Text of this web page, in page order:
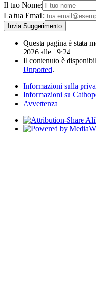
Il tuo Nome:
La tua Email:
Questa pagina è stata
2026 alle 19:24.
Il contenuto è
Unported.
Informazioni sulla
Informazioni su
Avvertenza